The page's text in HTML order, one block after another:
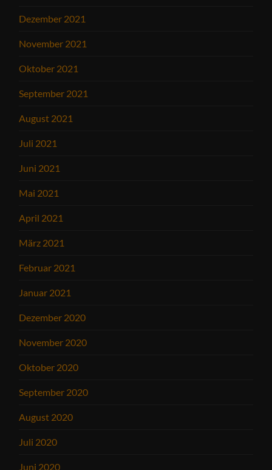
Dezember 2021
November 2021
Oktober 2021
September 2021
August 2021
Juli 2021
Juni 2021
Mai 2021
April 2021
März 2021
Februar 2021
Januar 2021
Dezember 2020
November 2020
Oktober 2020
September 2020
August 2020
Juli 2020
Juni 2020